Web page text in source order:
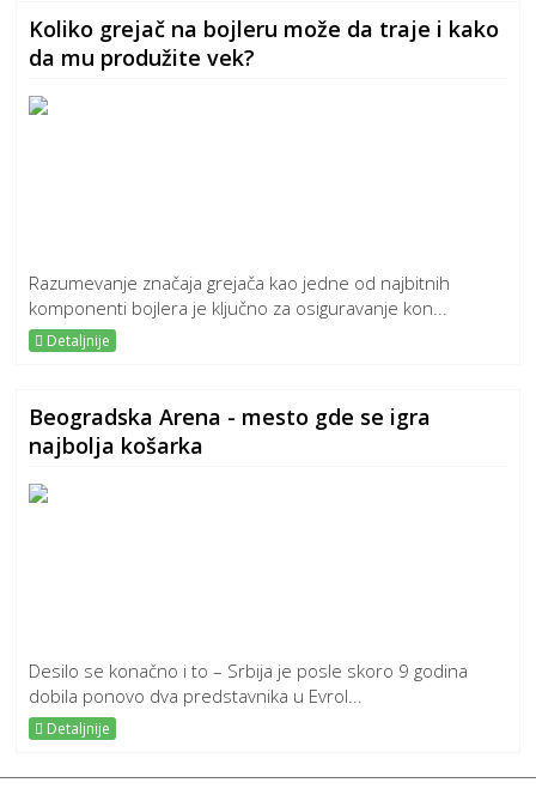
Koliko grejač na bojleru može da traje i kako
da mu produžite vek?
Razumevanje značaja grejača kao jedne od najbitnih
komponenti bojlera je ključno za osiguravanje kon...
Detaljnije
Beogradska Arena - mesto gde se igra
najbolja košarka
Desilo se konačno i to – Srbija je posle skoro 9 godina
dobila ponovo dva predstavnika u Evrol...
Detaljnije